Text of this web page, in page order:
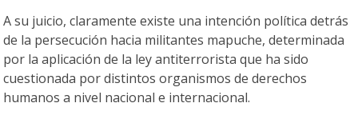
A su juicio, claramente existe una intención política detrás
de la persecución hacia militantes mapuche, determinada
por la aplicación de la ley antiterrorista que ha sido
cuestionada por distintos organismos de derechos
humanos a nivel nacional e internacional.